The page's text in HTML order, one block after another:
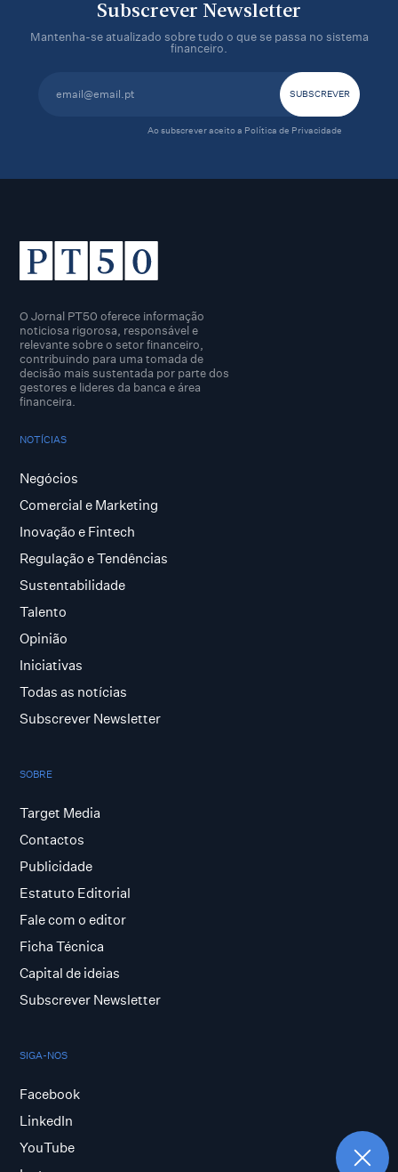
Subscrever Newsletter
Mantenha-se atualizado sobre tudo o que se passa no sistema
financeiro.
Ao subscrever aceito a Política de Privacidade
O Jornal PT50 oferece informação
noticiosa rigorosa, responsável e
relevante sobre o setor financeiro,
contribuindo para uma tomada de
decisão mais sustentada por parte dos
gestores e lideres da banca e área
financeira.
NOTÍCIAS
Negócios
Comercial e Marketing
Inovação e Fintech
Regulação e Tendências
Sustentabilidade
Talento
Opinião
Iniciativas
Todas as notícias
Subscrever Newsletter
SOBRE
Target Media
Contactos
Publicidade
Estatuto Editorial
Fale com o editor
Ficha Técnica
Capital de ideias
Subscrever Newsletter
SIGA-NOS
Facebook
LinkedIn
YouTube